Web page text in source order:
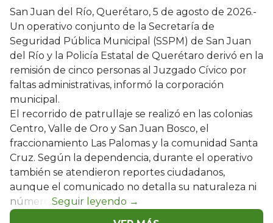
San Juan del Río, Querétaro, 5 de agosto de 2026.-
Un operativo conjunto de la Secretaría de
Seguridad Pública Municipal (SSPM) de San Juan
del Río y la Policía Estatal de Querétaro derivó en la
remisión de cinco personas al Juzgado Cívico por
faltas administrativas, informó la corporación
municipal.
El recorrido de patrullaje se realizó en las colonias
Centro, Valle de Oro y San Juan Bosco, el
fraccionamiento Las Palomas y la comunidad Santa
Cruz. Según la dependencia, durante el operativo
también se atendieron reportes ciudadanos,
aunque el comunicado no detalla su naturaleza ni
número.